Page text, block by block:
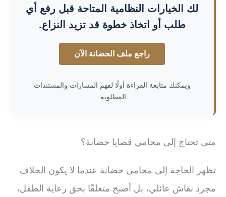
لك الخيارات النظامية المتاحة قبل رفع أي
طلب أو اتخاذ خطوة قد تزيد النزاع.
راجع ملف الحضانة الآن
ويمكنك متابعة القراءة أولًا لفهم المسارات والمستندات
المطلوبة.
متى تحتاج إلى محامي قضايا حضانة؟
تظهر الحاجة إلى محامي حضانة عندما لا يكون الخلاف
مجرد نقاش عائلي، بل أصبح متعلقًا بحق رعاية الطفل،